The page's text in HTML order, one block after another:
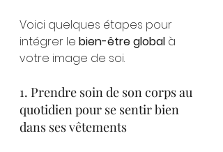
Voici quelques étapes pour
intégrer le bien-être global à
votre image de soi.
1. Prendre soin de son corps au
quotidien pour se sentir bien
dans ses vêtements